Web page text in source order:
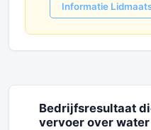
Informatie
Bedrijfsresultaat
vervoer over water